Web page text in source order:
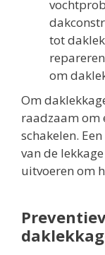
tot
om
Om
raadzaam om
schakelen.
van de
uitvoeren om